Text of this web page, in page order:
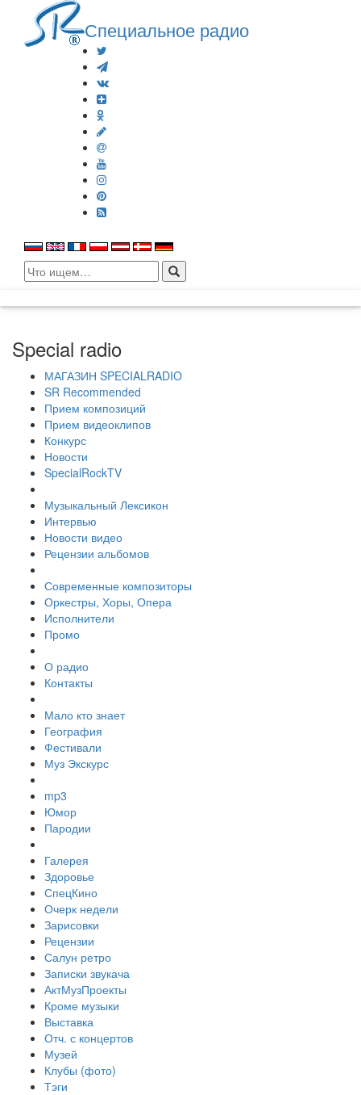
Специальное радио
Search
for:
Special radio
МАГАЗИН SPECIALRADIO
SR Recommended
Прием композиций
Прием видеоклипов
Конкурс
Новости
SpecialRockTV
Музыкальный Лексикон
Интервью
Новости видео
Рецензии альбомов
Современные композиторы
Оркестры, Хоры, Опера
Исполнители
Промо
О радио
Контакты
Мало кто знает
География
Фестивали
Муз Экскурс
mp3
Юмор
Пародии
Галерея
Здоровье
СпецКино
Очерк недели
Зарисовки
Рецензии
Салун ретро
Записки звукача
АктМузПроекты
Кроме музыки
Выставка
Отч. с концертов
Музей
Клубы (фото)
Тэги